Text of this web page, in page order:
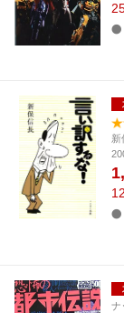
新
12
ナ